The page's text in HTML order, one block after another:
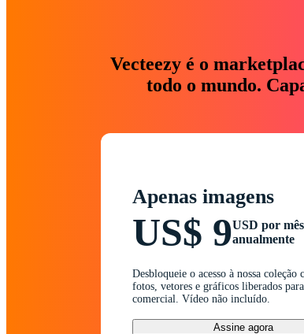
Vecteezy é o
todo o mundo.
Apenas imagens
US$ 9USD por
anualmente
Desbloqueie o acesso à nossa coleção
fotos, vetores e gráficos liberados
comercial. Vídeo não incluído.
Assine agora